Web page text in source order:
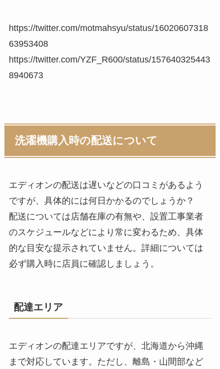
https://twitter.com/motmahsyu/status/16020607318
63953408
https://twitter.com/YZF_R600/status/157640325443
8940673
洗濯機購入時の配送について
エディオンの配送は遅いなどの口コミがあるよう
ですが、具体的には何日かかるのでしょうか？
配送については店舗在庫の有無や、設置工事業者
のスケジュールなどにより常に変わるため、具体
的な目安な提示されていません。詳細については
必ず購入時に店員に確認しましょう。
配達エリア
エディオンの配達エリアですが、北海道から沖縄
まで対応しています。ただし、離島・山間部など